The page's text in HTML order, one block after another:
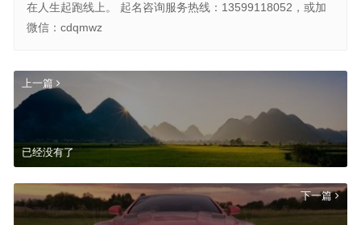
在人生起跑线上。 起名咨询服务热线：13599118052，或加
微信：cdqmwz
上一篇
已经没有了
下一篇